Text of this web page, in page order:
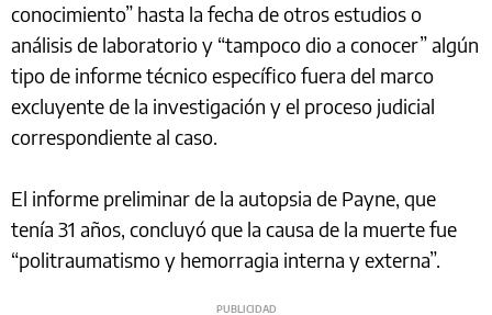
conocimiento” hasta la fecha de otros estudios o
análisis de laboratorio y “tampoco dio a conocer” algún
tipo de informe técnico específico fuera del marco
excluyente de la investigación y el proceso judicial
correspondiente al caso.
El informe preliminar de la autopsia de Payne, que
tenía 31 años, concluyó que la causa de la muerte fue
“politraumatismo y hemorragia interna y externa”.